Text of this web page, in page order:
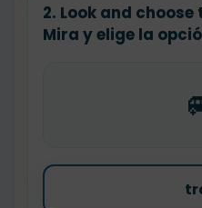
2. Look and
Mira y elige la